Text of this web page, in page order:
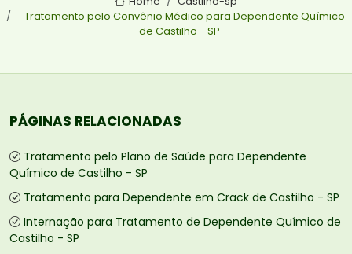
Tratamento pelo Convênio Médico para Dependente Químico
de Castilho - SP
PÁGINAS RELACIONADAS
Tratamento pelo Plano de Saúde para Dependente
Químico de Castilho - SP
Tratamento para Dependente em Crack de Castilho - SP
Internação para Tratamento de Dependente Químico de
Castilho - SP